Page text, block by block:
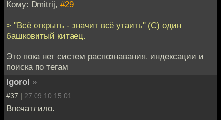
Кому: Dmitrij, #29
> "Всё открыть - значит всё утаить" (С) один
башковитый китаец.
Это пока нет систем распознавания, индексации и
поиска по тегам
igorol »
#37 | 27.09.10 15:01
Впечатлило.